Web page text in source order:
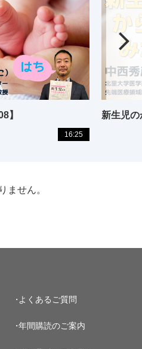
】
16:25
新生児
ません。
よくあるご質問
年間購読のご案内